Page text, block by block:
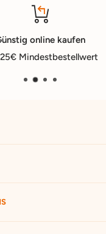
online kaufen
Mindestbestellwert
Auswahl